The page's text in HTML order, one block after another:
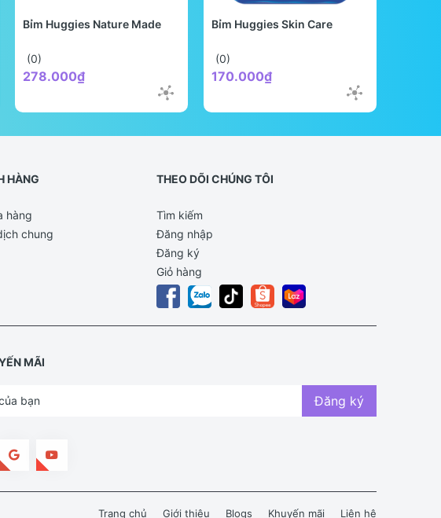
Bỉm Huggies Nature Made
(0)
278.000₫
Bỉm Huggies Skin Care
(0)
170.000₫
HÀNG
hàng
chung
THEO DÕI CHÚNG TÔI
Tìm kiếm
Đăng nhập
Đăng ký
Giỏ hàng
MÃI
Đăng ký
Trang chủ Giới thiệu Blogs Khuyến mãi Liên hệ